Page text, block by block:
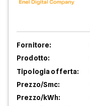
Fornitore:
Prodotto:
Tipologia offerta:
Prezzo/Smc:
Prezzo/kWh: